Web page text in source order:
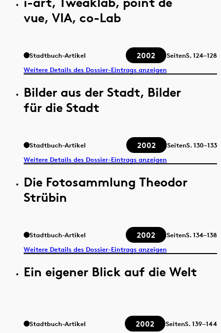
vue, VIA, co-Lab
Stadtbuch-Artikel 2002 SeitenS.124–128
Weitere Details des Dossier-Eintrags anzeigen
Bilder aus der Stadt, Bilder
für die Stadt
Stadtbuch-Artikel 2002 SeitenS.130–133
Weitere Details des Dossier-Eintrags anzeigen
Die Fotosammlung Theodor
Strübin
Stadtbuch-Artikel 2002 SeitenS.134–138
Weitere Details des Dossier-Eintrags anzeigen
Ein eigener Blick auf die Welt
Stadtbuch-Artikel 2002 SeitenS.139–144